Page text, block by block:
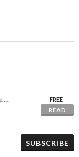
5 วิธีใช้ Singing Bowl เพื่อลดความเครียดและเพิ่มสมาธิในชีวิตประจำวัน
FREE
READ
SUBSCRIBE